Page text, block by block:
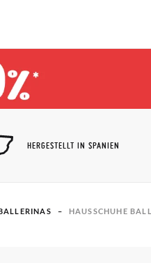
HERGESTELLT IN SPANIEN
HAUSSCHUHE